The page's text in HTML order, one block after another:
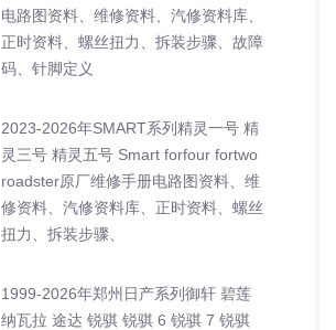
电路图资料、维修资料、汽修资料库、
正时资料、螺丝扭力、拆装步骤、故障
码、针脚定义
2023-2026年SMART系列精灵一号 精
灵三号 精灵五号 Smart forfour fortwo
roadster原厂维修手册电路图资料、维
修资料、汽修资料库、正时资料、螺丝
扭力、拆装步骤、
1999-2026年郑州日产系列御轩 碧莲
纳瓦拉 途达 锐骐 锐骐 6 锐骐 7 锐骐